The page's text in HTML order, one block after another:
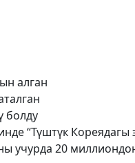
алган
болду
“Түштүк Кореядагы
учурда 20